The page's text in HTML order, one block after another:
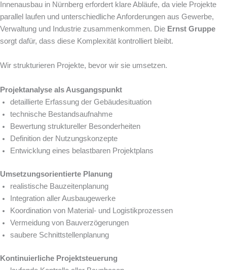
Innenausbau in Nürnberg erfordert klare Abläufe, da viele Projekte
parallel laufen und unterschiedliche Anforderungen aus Gewerbe,
Verwaltung und Industrie zusammenkommen. Die Ernst Gruppe
sorgt dafür, dass diese Komplexität kontrolliert bleibt.
Wir strukturieren Projekte, bevor wir sie umsetzen.
Projektanalyse als Ausgangspunkt
detaillierte Erfassung der Gebäudesituation
technische Bestandsaufnahme
Bewertung struktureller Besonderheiten
Definition der Nutzungskonzepte
Entwicklung eines belastbaren Projektplans
Umsetzungsorientierte Planung
realistische Bauzeitenplanung
Integration aller Ausbaugewerke
Koordination von Material- und Logistikprozessen
Vermeidung von Bauverzögerungen
saubere Schnittstellenplanung
Kontinuierliche Projektsteuerung